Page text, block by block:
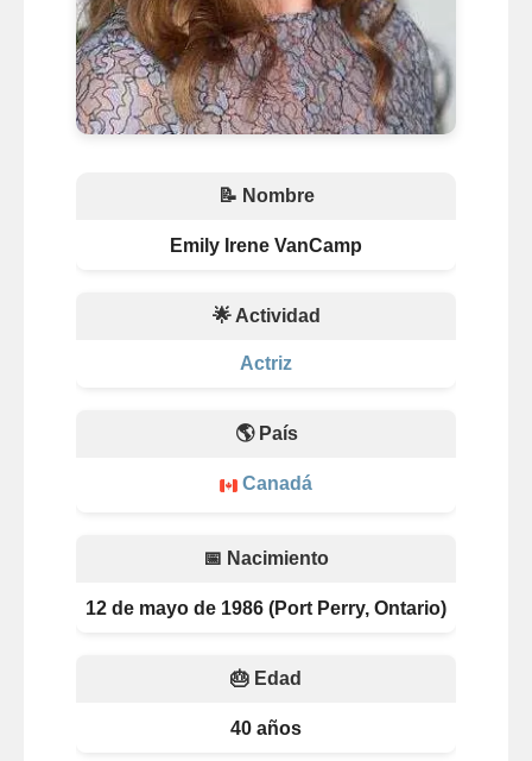
📝 Nombre
Emily Irene VanCamp
🌟 Actividad
Actriz
🌎 País
Canadá
📅 Nacimiento
12 de mayo de 1986 (Port Perry, Ontario)
🎂 Edad
40 años